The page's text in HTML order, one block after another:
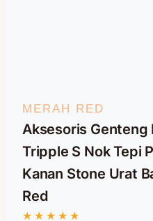
MERAH RED
Aksesoris Genteng
Tripple S Nok Tepi
Kanan Stone Urat
Red